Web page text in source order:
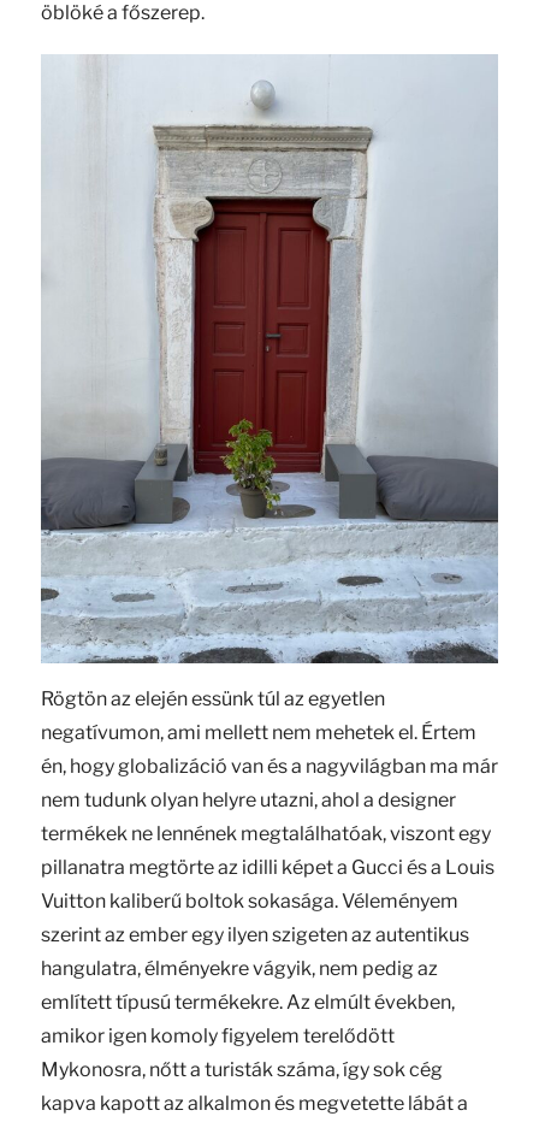
öblöké a főszerep.
Rögtön az elején essünk túl az egyetlen
negatívumon, ami mellett nem mehetek el. Értem
én, hogy globalizáció van és a nagyvilágban ma már
nem tudunk olyan helyre utazni, ahol a designer
termékek ne lennének megtalálhatóak, viszont egy
pillanatra megtörte az idilli képet a Gucci és a Louis
Vuitton kaliberű boltok sokasága. Véleményem
szerint az ember egy ilyen szigeten az autentikus
hangulatra, élményekre vágyik, nem pedig az
említett típusú termékekre. Az elmúlt években,
amikor igen komoly figyelem terelődött
Mykonosra, nőtt a turisták száma, így sok cég
kapva kapott az alkalmon és megvetette lábát a